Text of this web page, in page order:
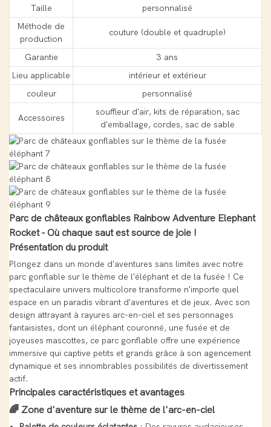
Taille
personnalisé
Méthode de
production
couture (double et quadruple)
Garantie
3 ans
Lieu applicable
intérieur et extérieur
couleur
personnalisé
Accessoires
souffleur d'air, kits de réparation, sac
d'emballage, cordes, sac de sable
Parc de châteaux gonflables Rainbow Adventure Elephant
Rocket - Où chaque saut est source de joie !
Présentation du produit
Plongez dans un monde d'aventures sans limites avec notre
parc gonflable sur le thème de l'éléphant et de la fusée ! Ce
spectaculaire univers multicolore transforme n'importe quel
espace en un paradis vibrant d'aventures et de jeux. Avec son
design attrayant à rayures arc-en-ciel et ses personnages
fantaisistes, dont un éléphant couronné, une fusée et de
joyeuses mascottes, ce parc gonflable offre une expérience
immersive qui captive petits et grands grâce à son agencement
dynamique et ses innombrables possibilités de divertissement
actif.
Principales caractéristiques et avantages
🌈 Zone d'aventure sur le thème de l'arc-en-ciel